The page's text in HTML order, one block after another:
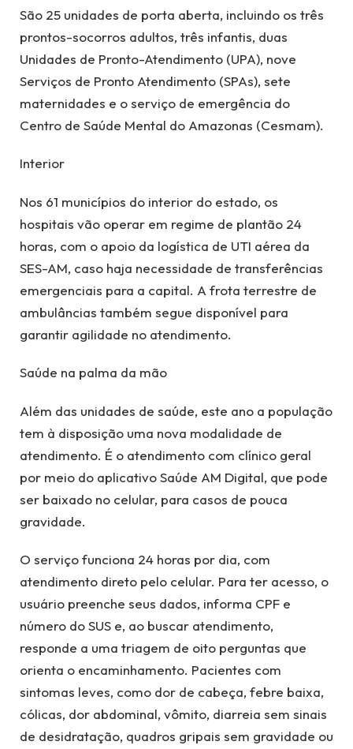
São 25 unidades de porta aberta, incluindo os três
prontos-socorros adultos, três infantis, duas
Unidades de Pronto-Atendimento (UPA), nove
Serviços de Pronto Atendimento (SPAs), sete
maternidades e o serviço de emergência do
Centro de Saúde Mental do Amazonas (Cesmam).
Interior
Nos 61 municípios do interior do estado, os
hospitais vão operar em regime de plantão 24
horas, com o apoio da logística de UTI aérea da
SES-AM, caso haja necessidade de transferências
emergenciais para a capital. A frota terrestre de
ambulâncias também segue disponível para
garantir agilidade no atendimento.
Saúde na palma da mão
Além das unidades de saúde, este ano a população
tem à disposição uma nova modalidade de
atendimento. É o atendimento com clínico geral
por meio do aplicativo Saúde AM Digital, que pode
ser baixado no celular, para casos de pouca
gravidade.
O serviço funciona 24 horas por dia, com
atendimento direto pelo celular. Para ter acesso, o
usuário preenche seus dados, informa CPF e
número do SUS e, ao buscar atendimento,
responde a uma triagem de oito perguntas que
orienta o encaminhamento. Pacientes com
sintomas leves, como dor de cabeça, febre baixa,
cólicas, dor abdominal, vômito, diarreia sem sinais
de desidratação, quadros gripais sem gravidade ou